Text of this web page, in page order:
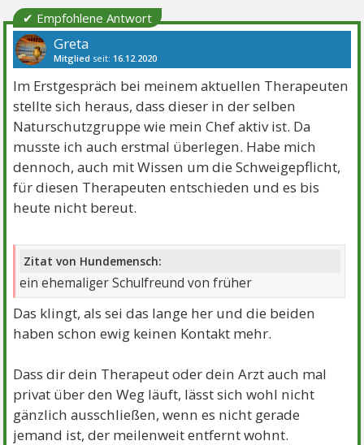
✔ Empfohlene Antwort
Greta
Mitglied seit: 16.12.2020
Im Erstgespräch bei meinem aktuellen Therapeuten
stellte sich heraus, dass dieser in der selben
Naturschutzgruppe wie mein Chef aktiv ist. Da
musste ich auch erstmal überlegen. Habe mich
dennoch, auch mit Wissen um die Schweigepflicht,
für diesen Therapeuten entschieden und es bis
heute nicht bereut.
Zitat von Hundemensch:
ein ehemaliger Schulfreund von früher
Das klingt, als sei das lange her und die beiden
haben schon ewig keinen Kontakt mehr.
Dass dir dein Therapeut oder dein Arzt auch mal
privat über den Weg läuft, lässt sich wohl nicht
gänzlich ausschließen, wenn es nicht gerade
jemand ist, der meilenweit entfernt wohnt.